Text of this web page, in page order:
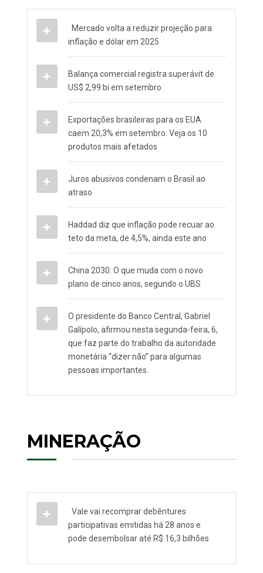
Mercado volta a reduzir projeção para
inflação e dólar em 2025
Balança comercial registra superávit de
US$ 2,99 bi em setembro
Exportações brasileiras para os EUA
caem 20,3% em setembro. Veja os 10
produtos mais afetados
Juros abusivos condenam o Brasil ao
atraso
Haddad diz que inflação pode recuar ao
teto da meta, de 4,5%, ainda este ano
China 2030: O que muda com o novo
plano de cinco anos, segundo o UBS
O presidente do Banco Central, Gabriel
Galípolo, afirmou nesta segunda-feira, 6,
que faz parte do trabalho da autoridade
monetária “dizer não” para algumas
pessoas importantes.
MINERAÇÃO
Vale vai recomprar debêntures
participativas emitidas há 28 anos e
pode desembolsar até R$ 16,3 bilhões